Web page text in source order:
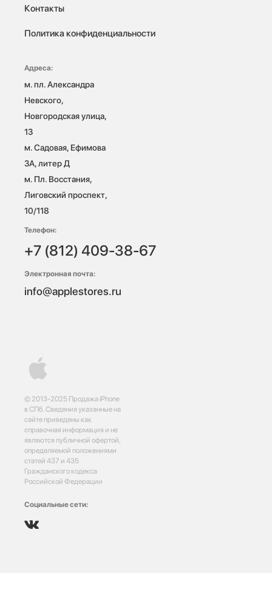
© 2013-2025 Продажа iPhone
в СПб. Сведения указанные на
сайте приведены как
справочная информация и не
являются публичной офертой,
определяемой положениями
статей 437 и 435
Гражданского кодекса
Российской Федерации
Социальные сети:
Контакты
Политика конфиденциальности
Адреса:
м. пл. Александра
Невского,
Новгородская улица,
13
м. Садовая, Ефимова
3А, литер Д
м. Пл. Восстания,
Лиговский проспект,
10/118
Телефон:
+7 (812) 409-38-67
Электронная почта:
info@applestores.ru